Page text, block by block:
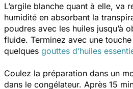
L’argile blanche quant à elle, va
humidité en absorbant la
poudres avec les huiles jusqu’à
fluide. Terminez avec une
quelques gouttes d’huiles
Coulez la préparation dans un
dans le congélateur. Après 15